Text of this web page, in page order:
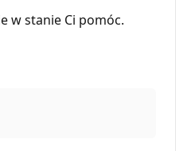
w stanie Ci pomóc.